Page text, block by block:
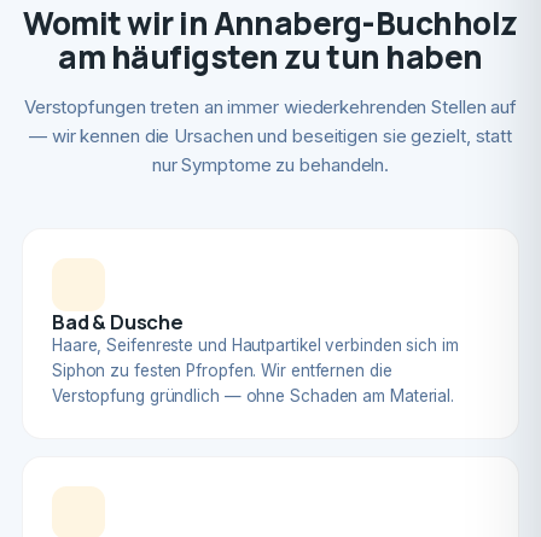
Womit wir in Annaberg-Buchholz
am häufigsten zu tun haben
Verstopfungen treten an immer wiederkehrenden Stellen auf
— wir kennen die Ursachen und beseitigen sie gezielt, statt
nur Symptome zu behandeln.
Bad & Dusche
Haare, Seifenreste und Hautpartikel verbinden sich im
Siphon zu festen Pfropfen. Wir entfernen die
Verstopfung gründlich — ohne Schaden am Material.